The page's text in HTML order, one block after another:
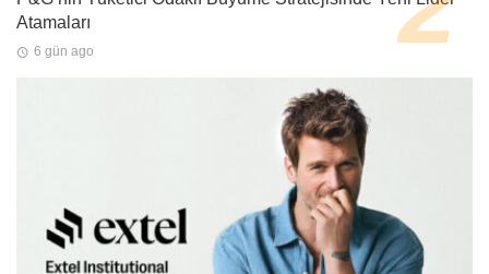
Atamaları
6 gün ago